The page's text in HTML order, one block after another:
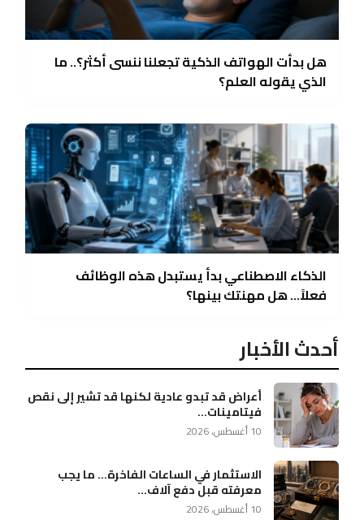
هل بدأت الهواتف الذكية تجعلنا ننسى أكثر؟.. ما
الذي يقوله العلم؟
الذكاء الاصطناعي بدأ يستبدل هذه الوظائف
فعلاً… هل مهنتك بينها؟
أحدث الأخبار
أعراض قد تبدو عادية لكنها قد تشير إلى نقص
فيتامينات...
10 أغسطس، 2026
الاستثمار في الساعات الفاخرة… ما يجب
معرفته قبل دفع آلاف...
10 أغسطس، 2026